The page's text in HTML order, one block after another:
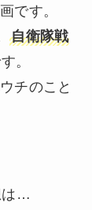
です。
自衛隊戦
。
チのこと
は…